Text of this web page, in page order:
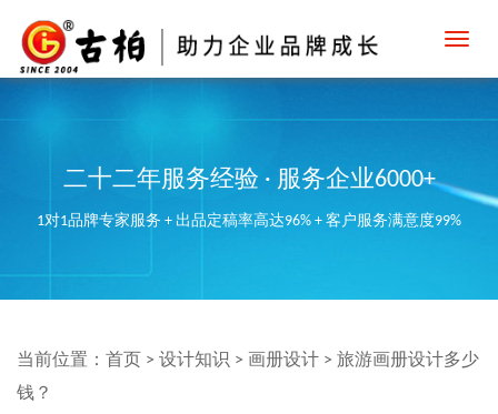
二十二年服务经验 · 服务企业6000+
1对1品牌专家服务 + 出品定稿率高达96% + 客户服务满意度99%
当前位置： 首页 > 设计知识 > 画册设计 > 旅游画册设计多少
钱？